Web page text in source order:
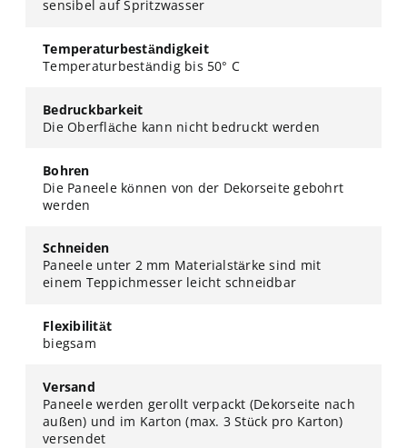
sensibel auf Spritzwasser
Temperaturbeständigkeit
Temperaturbeständig bis 50° C
Bedruckbarkeit
Die Oberfläche kann nicht bedruckt werden
Bohren
Die Paneele können von der Dekorseite gebohrt
werden
Schneiden
Paneele unter 2 mm Materialstärke sind mit
einem Teppichmesser leicht schneidbar
Flexibilität
biegsam
Versand
Paneele werden gerollt verpackt (Dekorseite nach
außen) und im Karton (max. 3 Stück pro Karton)
versendet